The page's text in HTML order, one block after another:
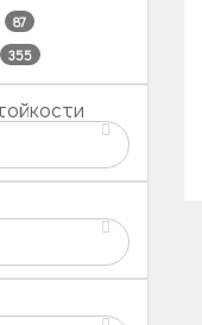
87
355